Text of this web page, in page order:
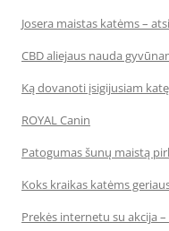
Josera maistas katėms –
CBD aliejaus nauda
Ką dovanoti įsigijusiam katę
ROYAL Canin
Patogumas šunų maistą
Koks kraikas katėms
Prekės internetu su akcija